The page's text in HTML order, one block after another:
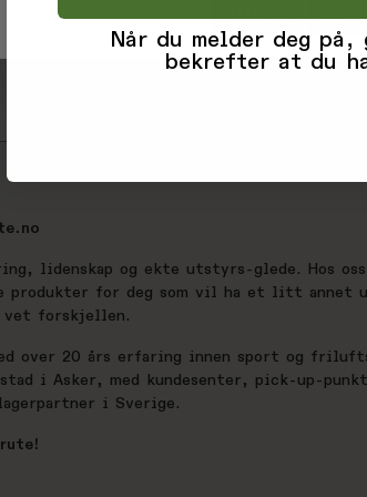
lidenskap og ekte utstyrs-glede. Hos
produkter for deg som vil ha et litt annet
vet forskjellen.
over 20 års erfaring innen sport og
i Asker, med kundesenter, pick-up-
i Sverige.
Når du melder deg
bekrefter at du